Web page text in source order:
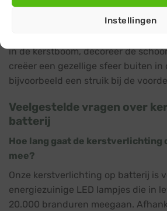
Instellingen
van stekkers is onze
eenvoudig te plaatsen op iedere
in de kerstboom, decoreer de
creëer een gezellige sfeer buiten in
bijvoorbeeld een struik bij de
Veelgestelde vragen over
batterij
Hoe lang gaat de kerstverlichting
mee?
Onze kerstverlichting op batterij is
energiezuinige LED lampjes die in
20.000 branduren meegaan.